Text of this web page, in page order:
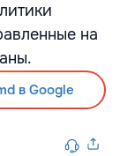
на
в Google